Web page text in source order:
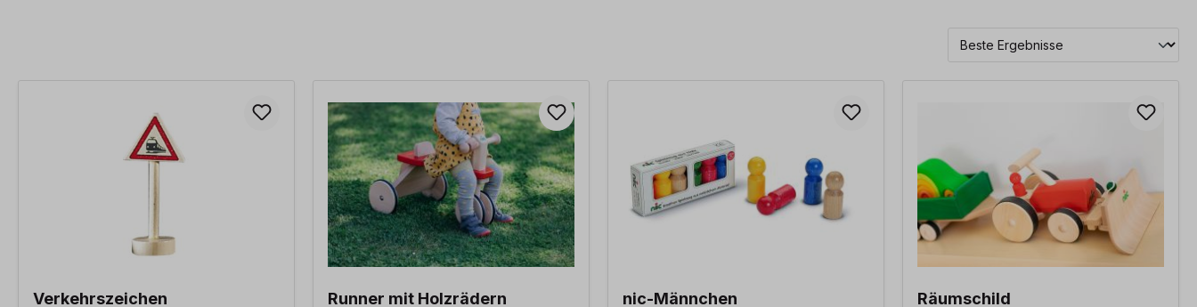
Verkehrszeichen
Runner mit Holzrädern nic-Männchen Räumschild